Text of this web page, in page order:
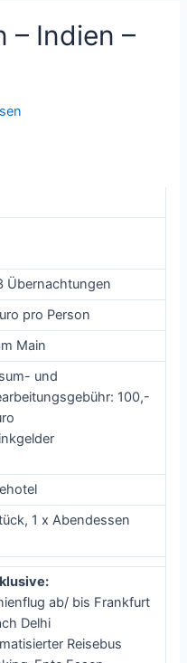
– Indien –
Übernachtungen
pro Person
Main
und
100,-
1 x Abendessen
ab/ bis Frankfurt
Delhi
Reisebus